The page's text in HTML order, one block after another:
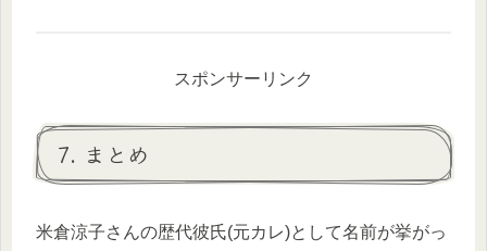
スポンサーリンク
7. まとめ
米倉涼子さんの歴代彼氏(元カレ)として名前が挙がっ